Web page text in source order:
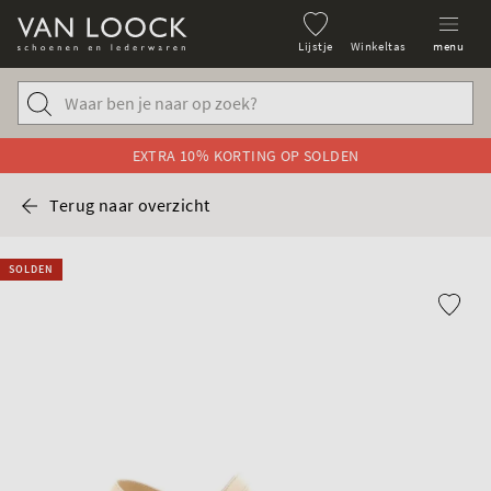
Lijstje Winkeltas menu
EXTRA 10% KORTING OP SOLDEN
Terug naar overzicht
SOLDEN